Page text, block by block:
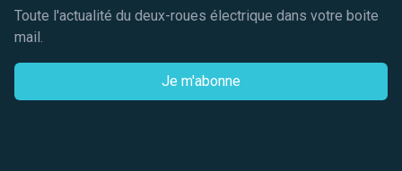
Toute l'actualité du deux-roues électrique dans votre boite
mail.
Je m'abonne